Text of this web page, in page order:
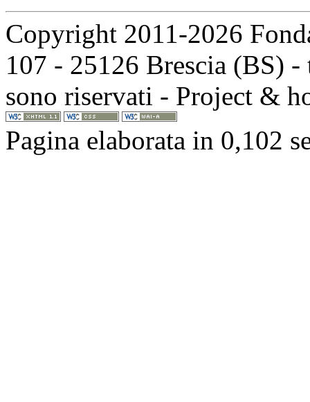
Copyright 2011-2026
107 - 25126 Brescia (BS)
sono riservati - Project &
Pagina elaborata in 0,102